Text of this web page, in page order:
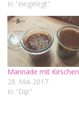
In "eingelegt"
Marinade mit Kirschen
28. Mai 2017
In "Dip"